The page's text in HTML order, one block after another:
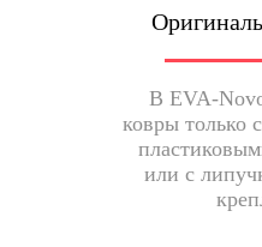
В EVA-
ковры только
или с